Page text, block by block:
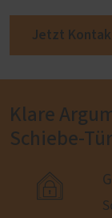
Jetzt
Klare
Schiebe-
